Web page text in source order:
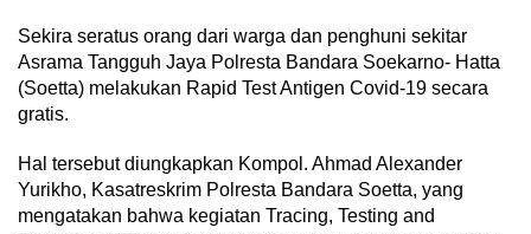
Sekira seratus orang dari warga dan penghuni sekitar
Asrama Tangguh Jaya Polresta Bandara Soekarno- Hatta
(Soetta) melakukan Rapid Test Antigen Covid-19 secara
gratis.
Hal tersebut diungkapkan Kompol. Ahmad Alexander
Yurikho, Kasatreskrim Polresta Bandara Soetta, yang
mengatakan bahwa kegiatan Tracing, Testing and